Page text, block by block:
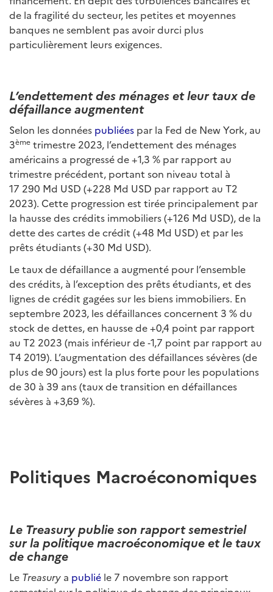
de la fragilité du secteur, les petites et moyennes
banques ne semblent pas avoir durci plus
particulièrement leurs exigences.
L’endettement des ménages et leur taux de
défaillance augmentent
Selon les données publiées par la Fed de New York, au
3ème trimestre 2023, l’endettement des ménages
américains a progressé de +1,3 % par rapport au
trimestre précédent, portant son niveau total à
17 290 Md USD (+228 Md USD par rapport au T2
2023). Cette progression est tirée principalement par
la hausse des crédits immobiliers (+126 Md USD), de la
dette des cartes de crédit (+48 Md USD) et par les
prêts étudiants (+30 Md USD).
Le taux de défaillance a augmenté pour l’ensemble
des crédits, à l’exception des prêts étudiants, et des
lignes de crédit gagées sur les biens immobiliers. En
septembre 2023, les défaillances concernent 3 % du
stock de dettes, en hausse de +0,4 point par rapport
au T2 2023 (mais inférieur de ‑1,7 point par rapport au
T4 2019). L’augmentation des défaillances sévères (de
plus de 90 jours) est la plus forte pour les populations
de 30 à 39 ans (taux de transition en défaillances
sévères à +3,69 %).
Politiques Macroéconomiques
Le Treasury publie son rapport semestriel
sur la politique macroéconomique et le taux
de change
Le Treasury a publié le 7 novembre son rapport